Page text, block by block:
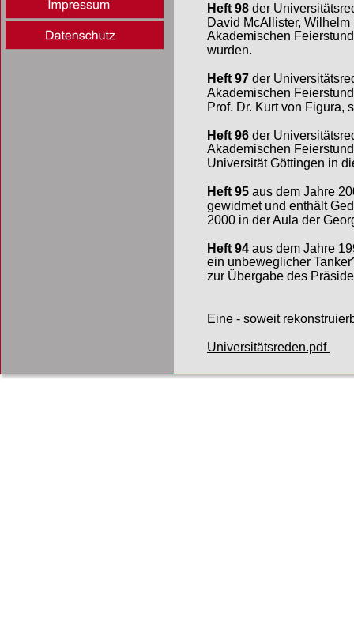
Heft 98 der
David McAllister,
Akademischen
wurden.
Heft 97 der
Akademischen
Prof. Dr. Kurt von Figura,
Heft 96 der
Akademischen
Universität Göttingen in
Heft 95 aus dem Jahre
gewidmet und enthält
2000 in der Aula der
Heft 94 aus dem Jahre
ein unbeweglicher
zur Übergabe des
Eine - soweit
Universitätsreden.pdf